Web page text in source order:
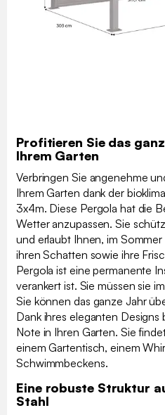
Profitieren Sie das
Ihrem Garten
Verbringen Sie angenehme
Ihrem Garten dank der
3x4m. Diese Pergola hat die
Wetter anzupassen. Sie
und erlaubt Ihnen, im
ihren Schatten sowie ihre
Pergola ist eine permanente
verankert ist. Sie müssen sie
Sie können das ganze Jahr
Dank ihres eleganten
Note in Ihren Garten. Sie
einem Gartentisch, einem
Schwimmbeckens.
Eine robuste Struktur
Stahl